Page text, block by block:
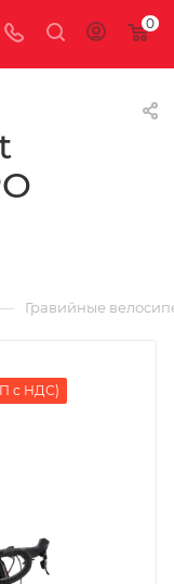
0
Гравийные
с НДС)